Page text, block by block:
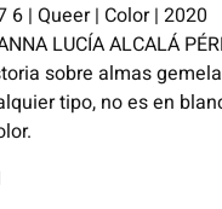
6 | Queer | Color | 2020
LUCÍA ALCALÁ
sobre almas
tipo, no es en